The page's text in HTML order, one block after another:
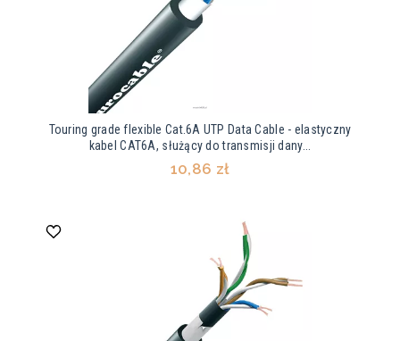
Touring grade flexible Cat.6A UTP Data Cable - elastyczny
kabel CAT6A, służący do transmisji dany...
10,86 zł